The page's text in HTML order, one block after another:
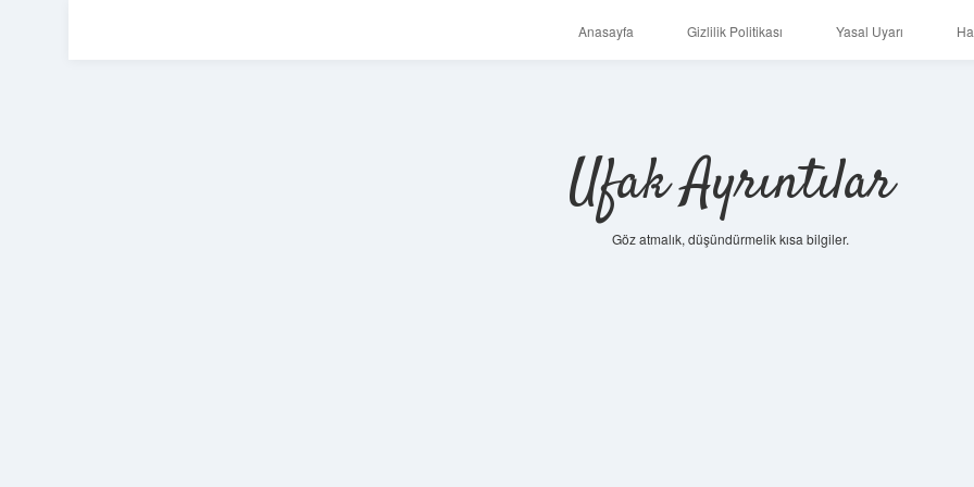
Anasayfa Gizlilik Politikası Yasal Uyarı
Ufak Ayrıntılar
Göz atmalık, düşündürmelik kısa bilgiler.